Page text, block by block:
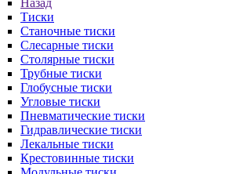
Назад
Тиски
Станочные тиски
Слесарные тиски
Столярные тиски
Трубные тиски
Глобусные тиски
Угловые тиски
Пневматические тиски
Гидравлические тиски
Лекальные тиски
Крестовинные тиски